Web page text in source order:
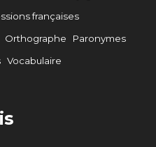
françaises
Orthographe
Paronymes
Vocabulaire